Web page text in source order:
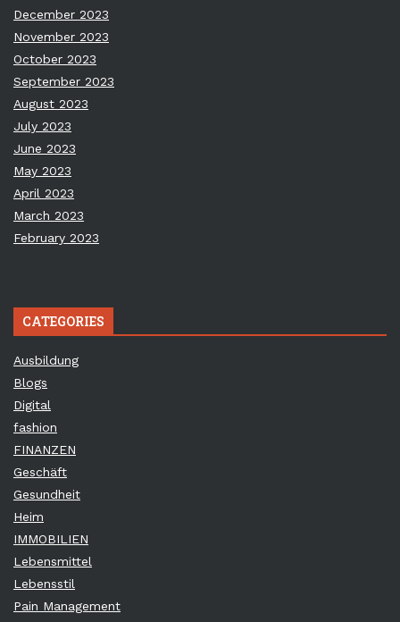
December 2023
November 2023
October 2023
September 2023
August 2023
July 2023
June 2023
May 2023
April 2023
March 2023
February 2023
CATEGORIES
Ausbildung
Blogs
Digital
fashion
FINANZEN
Geschäft
Gesundheit
Heim
IMMOBILIEN
Lebensmittel
Lebensstil
Pain Management